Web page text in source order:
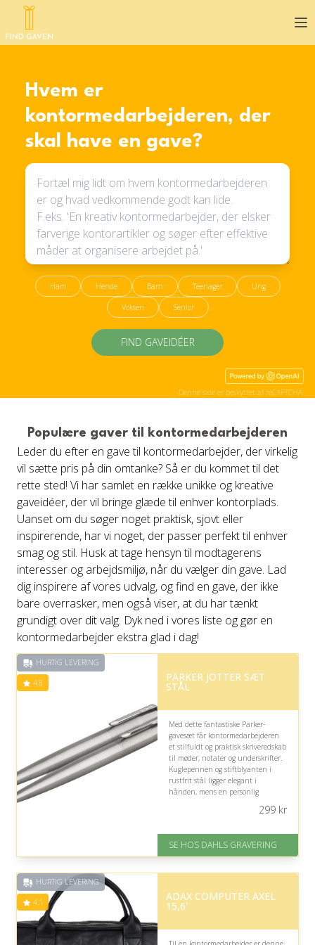
Hvem er
kontormedarbejderen, der
skal have en gave?
Ham Hende Barn Teenager Ung
Voksen Senior
FIND GAVEIDÉER
Denne side er beskyttet af reCAPTCHA.
Populære gaver til kontormedarbejderen
Leder du efter en gave til kontormedarbejder, der virkelig
vil sætte pris på din omtanke? Så er du kommet til det
rette sted! Vi har samlet en række unikke og kreative
gaveidéer, der vil bringe glæde til enhver kontorplads.
Uanset om du søger noget praktisk, sjovt eller
inspirerende, har vi noget, der passer perfekt til enhver
smag og stil. Husk at tage hensyn til modtagerens
interesser og arbejdsmiljø, når du vælger din gave. Lad
dig inspirere af vores udvalg, og find en gave, der ikke
bare overrasker, men også viser, at du har tænkt
grundigt over dit valg. Dyk ned i vores liste og gør en
kontormedarbejder ekstra glad i dag!
HURTIG LEVERING
4.8 PARKER JOTTER SÆT
STÅL
Med dette fantastiske Parker-
gavesæt får kontormedarbejderen
et stilfuldt og praktisk skriveredskab
til møder, notater og underskrifter.
Kuglepennen og stiftblyanten i
rustfrit stål ligger elegant i
hånden, mens en personlig
som professionel og personlig gave.
På lager
Levering: 2-3 dage
på 4.8 ud af 5
299kr
SE HOS DAHLS GRAVERING
HURTIG LEVERING
4.1 ADAX COMPUTER AXEL
15,6'